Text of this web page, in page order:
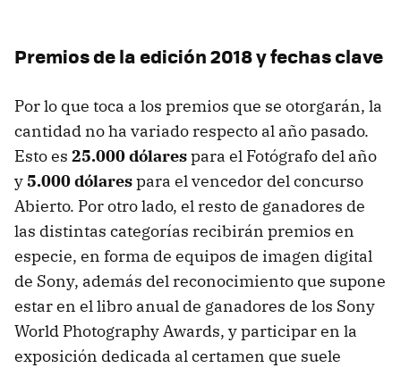
Premios de la edición 2018 y fechas clave
Por lo que toca a los premios que se otorgarán, la
cantidad no ha variado respecto al año pasado.
Esto es 25.000 dólarespara el Fotógrafo del año
y5.000 dólarespara el vencedor del concurso
Abierto. Por otro lado, el resto de ganadores de
las distintas categorías recibirán premios en
especie, en forma de equipos de imagen digital
de Sony, además del reconocimiento que supone
estar en el libro anual de ganadores de los Sony
World Photography Awards, y participar en la
exposición dedicada al certamen que suele